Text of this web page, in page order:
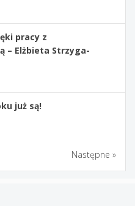
pracy z
– Elżbieta Strzyga-
już są!
Następne »